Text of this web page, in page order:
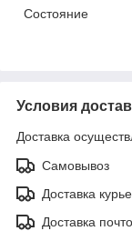
Состояние
Условия
Доставка
Самовывоз
Доставка
Доставка